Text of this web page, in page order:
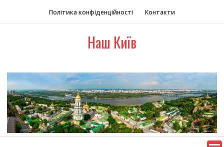
t
Політика конфіденційності Контакти
Наш Київ